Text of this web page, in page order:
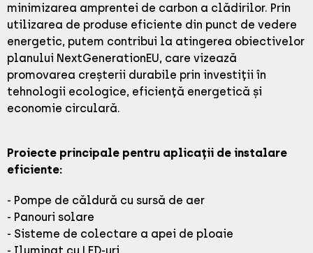
minimizarea amprentei de carbon a clădirilor. Prin
utilizarea de produse eficiente din punct de vedere
energetic, putem contribui la atingerea obiectivelor
planului NextGenerationEU, care vizează
promovarea creșterii durabile prin investiții în
tehnologii ecologice, eficiență energetică și
economie circulară.
Proiecte principale pentru aplicații de instalare
eficiente:
- Pompe de căldură cu sursă de aer
- Panouri solare
- Sisteme de colectare a apei de ploaie
- Iluminat cu LED-uri